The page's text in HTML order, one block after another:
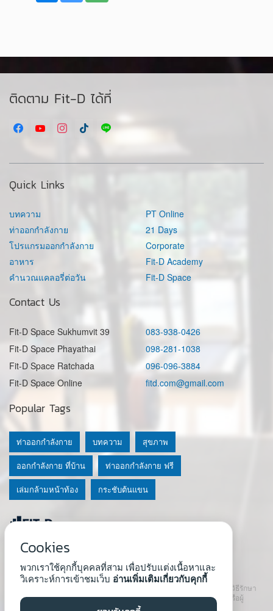
ติดตาม Fit-D ได้ที่
Quick Links
บทความ
ท่าออกกำลังกาย
โปรแกรมออกกำลังกาย
อาหาร
คำนวณแคลอรี่ต่อวัน
PT Online
21 Days
Corporate
Fit-D Academy
Fit-D Space
Contact Us
Fit-D Space Sukhumvit 39
083-938-0426
Fit-D Space Phayathai
098-281-1038
Fit-D Space Ratchada
096-096-3884
Fit-D Space Online
fitd.com@gmail.com
© 2020 Fit-D.com & Fit-D Finess
About Us | นโยบายความเป็นส่วนตัว|เงื่อนไขการใช้เว็บ
เนื้อหาที่ใช้ในเว็บนี้ ไม่สามารถใช้แทนคำปรึกษา คำแนะนำ วินิจฉัย หรือวิธีรักษา
โรคที่แนะนำจากผู้เชี่ยวชาญหรือแพทย์ได้ เราสนับสนุนให้ปรึกษาแพทย์หรือผู้
เชี่ยวชาญก่อนเริ่มโปรแกรมใหม่ทุกครั้ง
Popular Tags
ท่าออกกำลังกาย บทความ สุขภาพ
ออกกำลังกาย ที่บ้าน ท่าออกกำลังกาย ฟรี
เล่มกล้ามหน้าท้อง กระชับต้นแขน
Cookies
พวกเราใช้คุกกี้บุคคลที่สาม เพื่อปรับแต่งเนื้อหาและ
วิเคราะห์การเข้าชมเว็บ อ่านเพิ่มเติมเกี่ยวกับคุกกี้